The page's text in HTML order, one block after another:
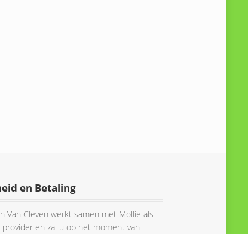
en Betaling
Van Cleven werkt samen met Mollie als
provider en zal u op het moment van